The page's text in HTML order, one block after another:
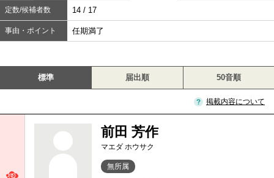
定数/候補者数 14 / 17
事由・ポイント 任期満了
標準 届出順 50音順
掲載内容について
前田 芳作
マエダ ホウサク
無所属